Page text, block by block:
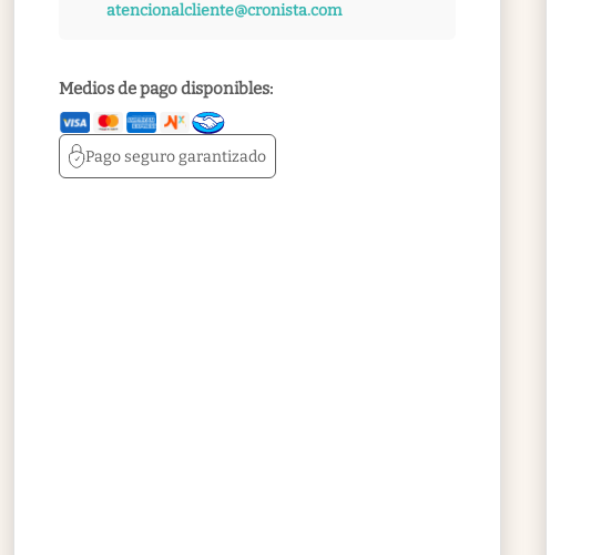
atencionalcliente@cronista.com
Medios de pago disponibles:
Pago segurogarantizado